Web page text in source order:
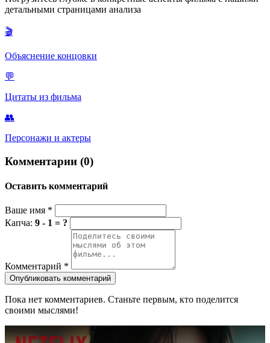
настоящем — это второй шанс от судьбы, чтобы исправить
детальными страницами анализа
🎬
Объяснение концовки
💬
Цитаты из фильма
👥
Персонажи и актеры
Комментарии (0)
Оставить комментарий
Ваше имя *
Капча: 9 - 1 = ?
Комментарий *
Опубликовать комментарий
Пока нет комментариев. Станьте первым, кто поделится
своими мыслями!